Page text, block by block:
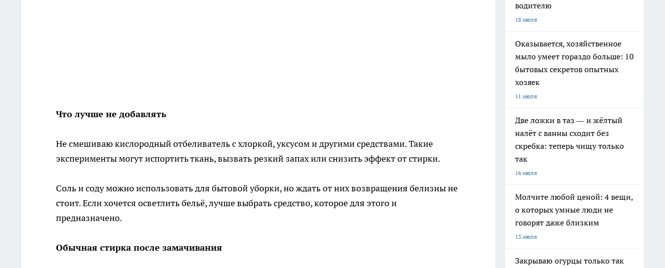
Что лучше не добавлять
Не смешиваю кислородный отбеливатель с хлоркой, уксусом и другими средствами. Такие
эксперименты могут испортить ткань, вызвать резкий запах или снизить эффект от стирки.
Соль и соду можно использовать для бытовой уборки, но ждать от них возвращения белизны не
стоит. Если хочется осветлить бельё, лучше выбрать средство, которое для этого и
предназначено.
Обычная стирка после замачивания
водителю
18 июля
Оказывается, хозяйственное
мыло умеет гораздо больше: 10
бытовых секретов опытных
хозяек
11 июля
Две ложки в таз — и жёлтый
налёт с ванны сходит без
скребка: теперь чищу только
так
16 июля
Молчите любой ценой: 4 вещи,
о которых умные люди не
говорят даже близким
13 июля
Закрываю огурцы только так